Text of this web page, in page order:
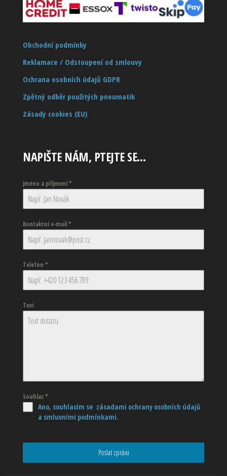
Obchodní podmínky
Reklamace / Odstoupení od smlouvy
Ochrana osobních údajů GDPR
Zpětný odběr použitých pneumatik
Zásady cookies (EU)
NAPIŠTE NÁM, PTEJTE SE…
Jméno a příjmení*
Kontaktní e-mail*
Telefon *
Text
Souhlas*
Ano, souhlasím se zásadami ochrany osobních údajů
a smluvními podmínkami.
Poslat zprávu